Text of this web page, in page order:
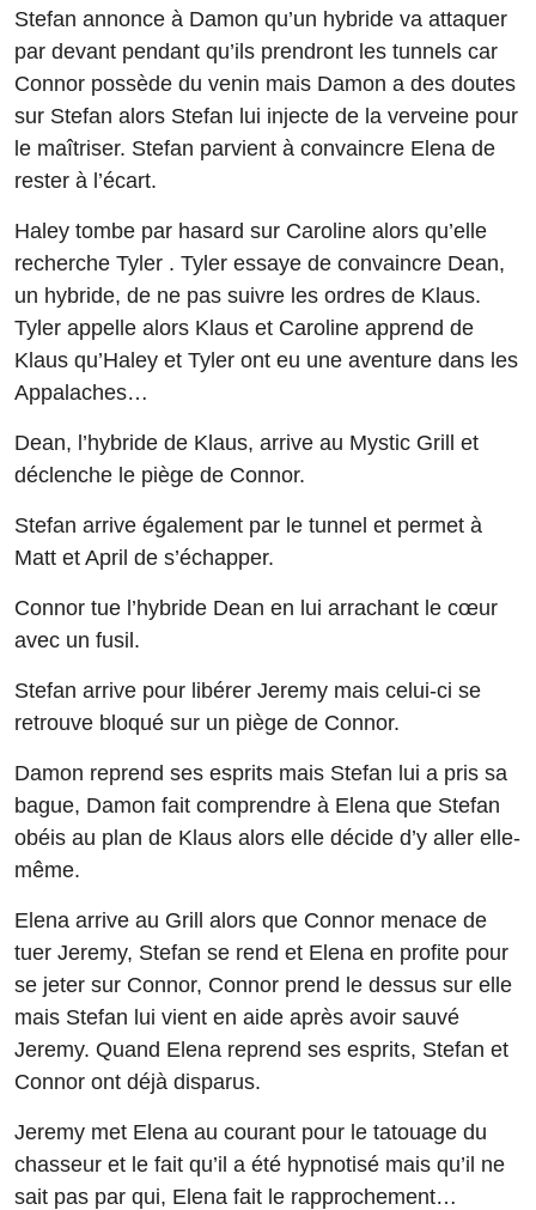
Stefan annonce à Damon qu’un hybride va attaquer
par devant pendant qu’ils prendront les tunnels car
Connor possède du venin mais Damon a des doutes
sur Stefan alors Stefan lui injecte de la verveine pour
le maîtriser. Stefan parvient à convaincre Elena de
rester à l’écart.
Haley tombe par hasard sur Caroline alors qu’elle
recherche Tyler . Tyler essaye de convaincre Dean,
un hybride, de ne pas suivre les ordres de Klaus.
Tyler appelle alors Klaus et Caroline apprend de
Klaus qu’Haley et Tyler ont eu une aventure dans les
Appalaches…
Dean, l’hybride de Klaus, arrive au Mystic Grill et
déclenche le piège de Connor.
Stefan arrive également par le tunnel et permet à
Matt et April de s’échapper.
Connor tue l’hybride Dean en lui arrachant le cœur
avec un fusil.
Stefan arrive pour libérer Jeremy mais celui-ci se
retrouve bloqué sur un piège de Connor.
Damon reprend ses esprits mais Stefan lui a pris sa
bague, Damon fait comprendre à Elena que Stefan
obéis au plan de Klaus alors elle décide d’y aller elle-
même.
Elena arrive au Grill alors que Connor menace de
tuer Jeremy, Stefan se rend et Elena en profite pour
se jeter sur Connor, Connor prend le dessus sur elle
mais Stefan lui vient en aide après avoir sauvé
Jeremy. Quand Elena reprend ses esprits, Stefan et
Connor ont déjà disparus.
Jeremy met Elena au courant pour le tatouage du
chasseur et le fait qu’il a été hypnotisé mais qu’il ne
sait pas par qui, Elena fait le rapprochement…